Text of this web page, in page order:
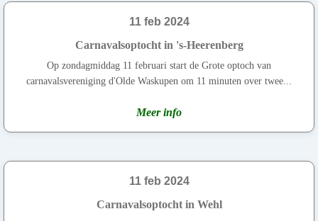
11 feb 2024
Carnavalsoptocht in 's-Heerenberg
Op zondagmiddag 11 februari start de Grote optoch van
carnavalsvereniging d'Olde Waskupen om 11 minuten over twee...
Meer info
11 feb 2024
Carnavalsoptocht in Wehl